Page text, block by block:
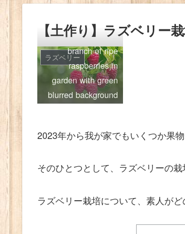
【土作り】ラズベリー
ラズベリー
branch of ripe
raspberries in
garden with green
blurred background
2023年から我が家でもいくつか果
そのひとつとして、ラズベリーの栽
ラズベリー栽培について、素人が